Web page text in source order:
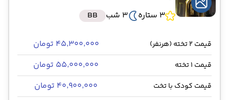
3 ستاره
3 شب BB
قیمت 2 تخته (هرنفر) ۴۵٬۳۰۰٬۰۰۰ تومان
قیمت 1 تخته ۵۵٬۰۰۰٬۰۰۰ تومان
قیمت کودک با تخت ۴۰٬۹۰۰٬۰۰۰ تومان